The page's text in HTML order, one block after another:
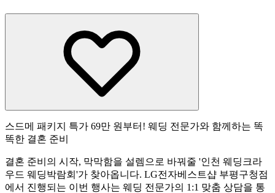
스드메 패키지 특가 69만 원부터! 웨딩 전문가와 함께하는 똑
똑한 결혼 준비
결혼 준비의 시작, 막막함을 설렘으로 바꿔줄 '인천 웨딩크라
우드 웨딩박람회'가 찾아옵니다. LG전자베스트샵 부평구청점
에서 진행되는 이번 행사는 웨딩 전문가의 1:1 맞춤 상담을 통